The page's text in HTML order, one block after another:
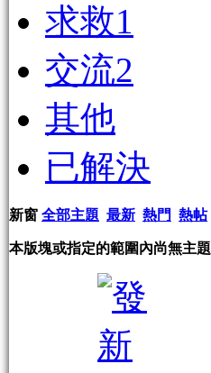
求救1
交流2
其他
已解決
新窗 全部主題 最新 熱門 熱帖
本版塊或指定的範圍內尚無主題